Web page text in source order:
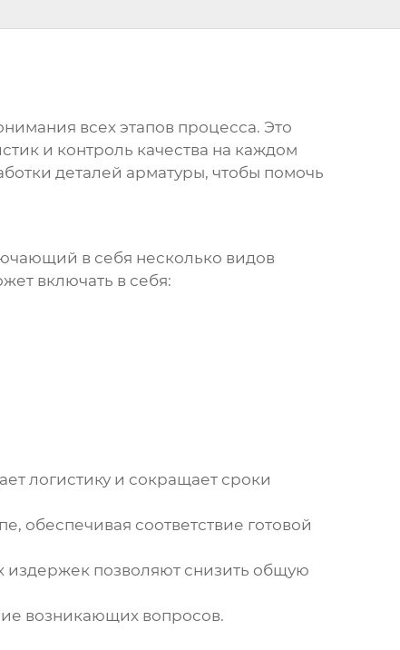
всех этапов процесса. Это
и контроль качества на каждом
деталей арматуры, чтобы помочь
в себя несколько видов
включать в себя:
логистику и сокращает сроки
обеспечивая соответствие готовой
издержек позволяют снизить общую
возникающих вопросов.